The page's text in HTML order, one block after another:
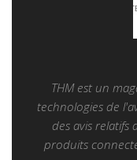
THM est un
technologies de
des avis relatifs
produits